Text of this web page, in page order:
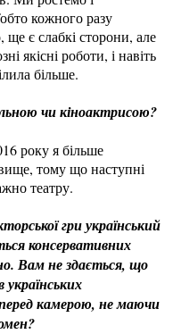
кожного разу
ще є слабкі сторони, але
якісні роботи, і навіть
більше.
чи кіноактрисою?
року я більше
тому що наступні
театру.
гри український
консервативних
Вам не здається, що
камерою, не маючи